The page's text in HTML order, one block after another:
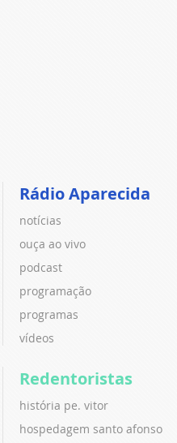
Rádio Aparecida
notícias
ouça ao vivo
podcast
programação
programas
vídeos
Redentoristas
história pe. vitor
hospedagem santo afonso